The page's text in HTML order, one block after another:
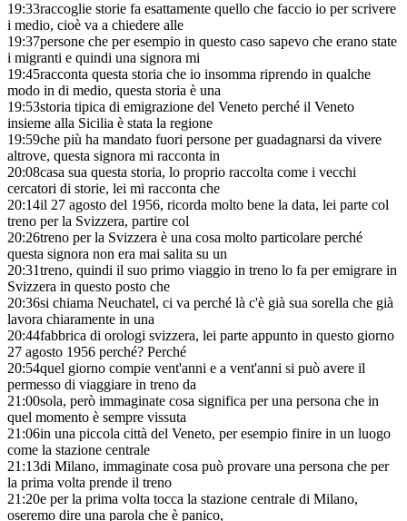
19:33raccoglie storie fa esattamente quello che faccio io per scrivere
i medio, cioè va a chiedere alle
19:37persone che per esempio in questo caso sapevo che erano state
i migranti e quindi una signora mi
19:45racconta questa storia che io insomma riprendo in qualche
modo in di medio, questa storia è una
19:53storia tipica di emigrazione del Veneto perché il Veneto
insieme alla Sicilia è stata la regione
19:59che più ha mandato fuori persone per guadagnarsi da vivere
altrove, questa signora mi racconta in
20:08casa sua questa storia, lo proprio raccolta come i vecchi
cercatori di storie, lei mi racconta che
20:14il 27 agosto del 1956, ricorda molto bene la data, lei parte col
treno per la Svizzera, partire col
20:26treno per la Svizzera è una cosa molto particolare perché
questa signora non era mai salita su un
20:31treno, quindi il suo primo viaggio in treno lo fa per emigrare in
Svizzera in questo posto che
20:36si chiama Neuchatel, ci va perché là c'è già sua sorella che già
lavora chiaramente in una
20:44fabbrica di orologi svizzera, lei parte appunto in questo giorno
27 agosto 1956 perché? Perché
20:54quel giorno compie vent'anni e a vent'anni si può avere il
permesso di viaggiare in treno da
21:00sola, però immaginate cosa significa per una persona che in
quel momento è sempre vissuta
21:06in una piccola città del Veneto, per esempio finire in un luogo
come la stazione centrale
21:13di Milano, immaginate cosa può provare una persona che per
la prima volta prende il treno
21:20e per la prima volta tocca la stazione centrale di Milano,
oseremo dire una parola che è panico,